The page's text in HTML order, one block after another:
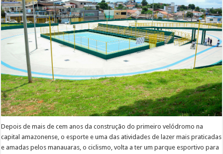
Depois de mais de cem anos da construção do primeiro velódromo na
capital amazonense, o esporte e uma das atividades de lazer mais praticadas
e amadas pelos manauaras, o ciclismo, volta a ter um parque esportivo para